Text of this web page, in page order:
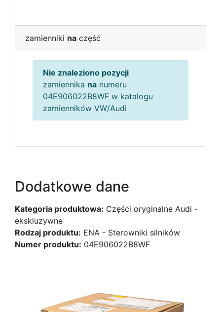
zamienniki na część
Nie znaleziono pozycji
zamiennika na numeru
04E906022B8WF w katalogu
zamienników VW/Audi
Dodatkowe dane
Kategoria produktowa: Części oryginalne Audi -
ekskluzywne
Rodzaj produktu: ENA - Sterowniki silników
Numer produktu: 04E906022B8WF